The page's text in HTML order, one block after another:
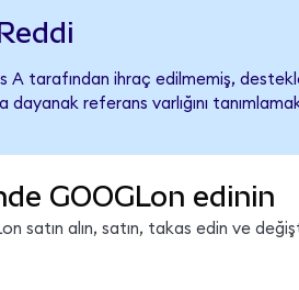
A tarafından ihraç edilmemiş,
referans varlığını
GOOGLon edinin
satın alın, satın, takas edin ve